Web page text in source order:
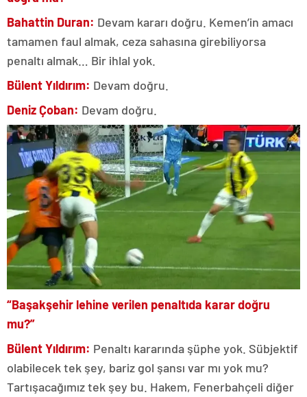
Bahattin Duran: Devam kararı doğru. Kemen’in amacı
tamamen faul almak, ceza sahasına girebiliyorsa
penaltı almak… Bir ihlal yok.
Bülent Yıldırım: Devam doğru.
Deniz Çoban: Devam doğru.
“Başakşehir lehine verilen penaltıda karar doğru
mu?”
Bülent Yıldırım: Penaltı kararında şüphe yok. Sübjektif
olabilecek tek şey, bariz gol şansı var mı yok mu?
Tartışacağımız tek şey bu. Hakem, Fenerbahçeli diğer